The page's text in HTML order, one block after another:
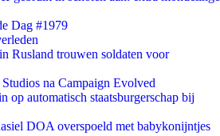
Dag #1979
Rusland trouwen soldaten voor
na Campaign Evolved
op automatisch staatsburgerschap bij
DOA overspoeld met babykonijntjes